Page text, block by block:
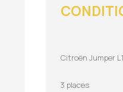
Citroën Jumper
3 places